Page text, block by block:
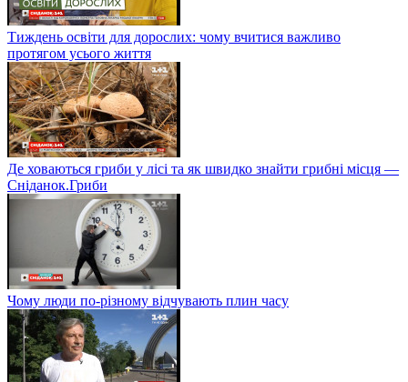
Тиждень освіти для дорослих: чому вчитися важливо
протягом усього життя
Де ховаються гриби у лісі та як швидко знайти грибні місця —
Сніданок.Гриби
Чому люди по-різному відчувають плин часу